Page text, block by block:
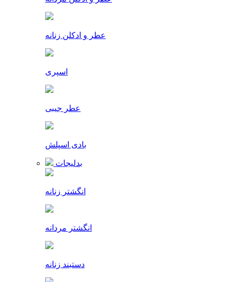
عطر و ادکلن زنانه
اسپری
عطر جیبی
بادی اسپلش
بدلیجات
انگشتر زنانه
انگشتر مردانه
دستبند زنانه